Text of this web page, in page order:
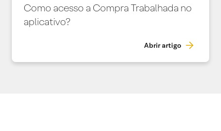
Como acesso a Compra Trabalhada no
aplicativo?
Abrir artigo